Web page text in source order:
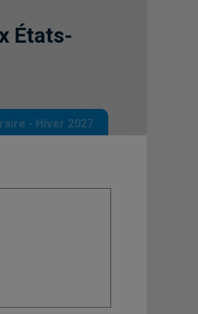
États-
- Hiver 2027